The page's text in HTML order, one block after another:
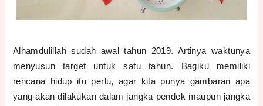
Alhamdulillah sudah awal tahun 2019. Artinya waktunya
menyusun target untuk satu tahun. Bagiku memiliki
rencana hidup itu perlu, agar kita punya gambaran apa
yang akan dilakukan dalam jangka pendek maupun jangka